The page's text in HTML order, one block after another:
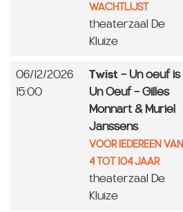
WACHTLIJST
theaterzaal De
Kluize
06/12/2026
15:00
Twist - Un oeuf is
Un Oeuf - Gilles
Monnart & Muriel
Janssens
VOOR IEDEREEN VAN
4 TOT 104 JAAR
theaterzaal De
Kluize